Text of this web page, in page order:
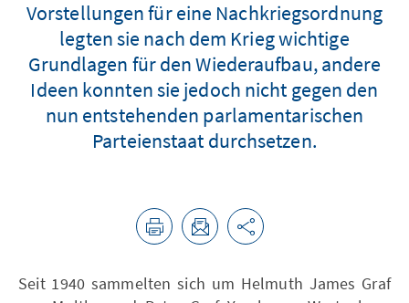
Vorstellungen für eine Nachkriegsordnung
legten sie nach dem Krieg wichtige
Grundlagen für den Wiederaufbau, andere
Ideen konnten sie jedoch nicht gegen den
nun entstehenden parlamentarischen
Parteienstaat durchsetzen.
Seit 1940 sammelten sich um Helmuth James Graf